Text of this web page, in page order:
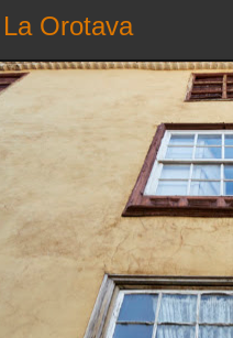
Orotava